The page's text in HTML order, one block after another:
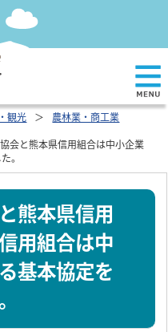
観光
農林業・商工業
会と熊本県信用組合は中小企業
。
熊本県信用
用組合は中
基本協定を